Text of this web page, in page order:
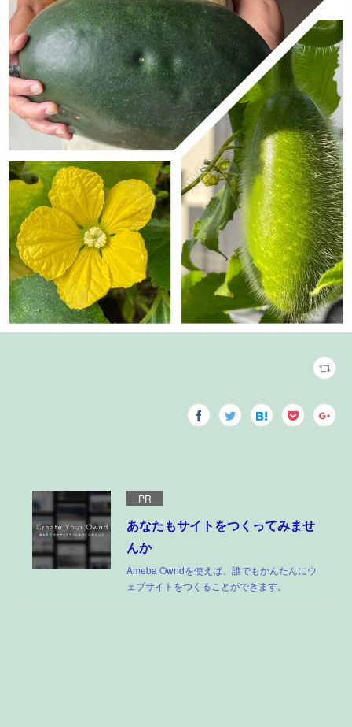
PR
あなたもサイトをつくってみませ
んか
Ameba Owndを使えば、誰でもかんたんにウ
ェブサイトをつくることができます。